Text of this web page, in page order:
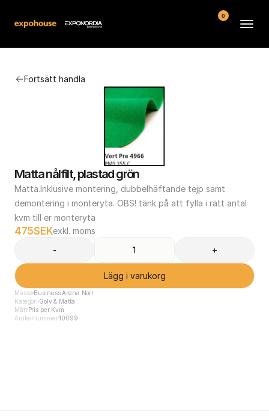
Fortsätt handla
Matta nålfilt, plastad grön
Matta.Inklusive montering, dubbelhäftande tejp samt
demontering i monteryta. OBS! tänk på att fylla i rätt antal
kvm till er monteryta
475SEKexkl. moms
-
+
Lägg i varukorg
Mässa Business Arena Norr
Kategori Golv & Matta
MåttPris per Kvm
Artikelnummer10099
Kontakt
Köpvillkor
0